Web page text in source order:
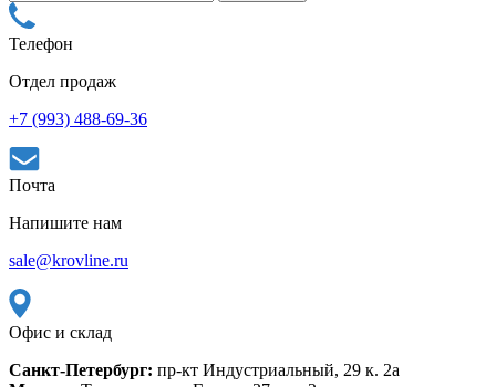
Телефон
Отдел продаж
+7 (993) 488-69-36
Почта
Напишите нам
sale@krovline.ru
Офис и склад
Санкт-Петербург: пр-кт Индустриальный, 29 к. 2а